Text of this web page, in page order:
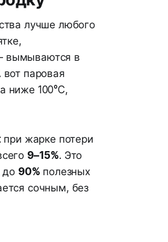
лучше любого
вымываются в
паровая
ниже 100°C,
жарке потери
9–15%. Это
до 90% полезных
сочным, без